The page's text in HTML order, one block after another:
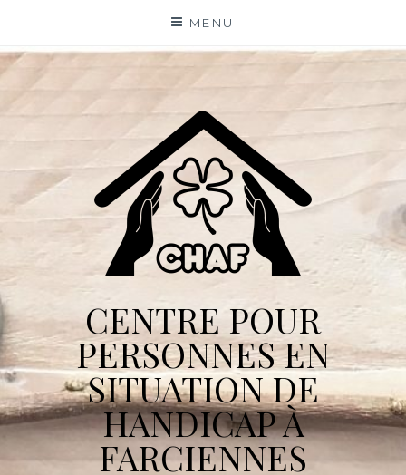
content
MENU
CENTRE POUR
PERSONNES EN
SITUATION DE
HANDICAP À
FARCIENNES